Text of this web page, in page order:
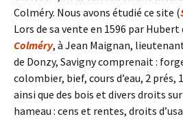
Colméry. Nous avons étudié ce site (
Lors de sa vente en 1596 par Hubert
Colméry, à Jean Maignan,
de Donzy, Savigny comprenait :
colombier, bief, cours d’eau, 2 prés,
ainsi que des bois et divers droits
hameau : cens et rentes, droits